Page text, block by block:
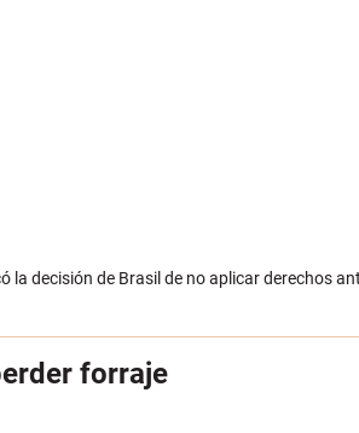
decisión de Brasil de no aplicar derechos
forraje